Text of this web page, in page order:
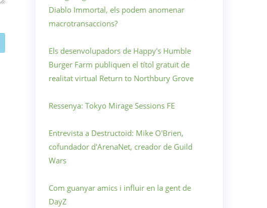
Diablo Immortal, els podem anomenar
macrotransaccions?
Els desenvolupadors de Happy's Humble
Burger Farm publiquen el títol gratuït de
realitat virtual Return to Northbury Grove
Ressenya: Tokyo Mirage Sessions FE
Entrevista a Destructoid: Mike O'Brien,
cofundador d'ArenaNet, creador de Guild
Wars
Com guanyar amics i influir en la gent de
DayZ